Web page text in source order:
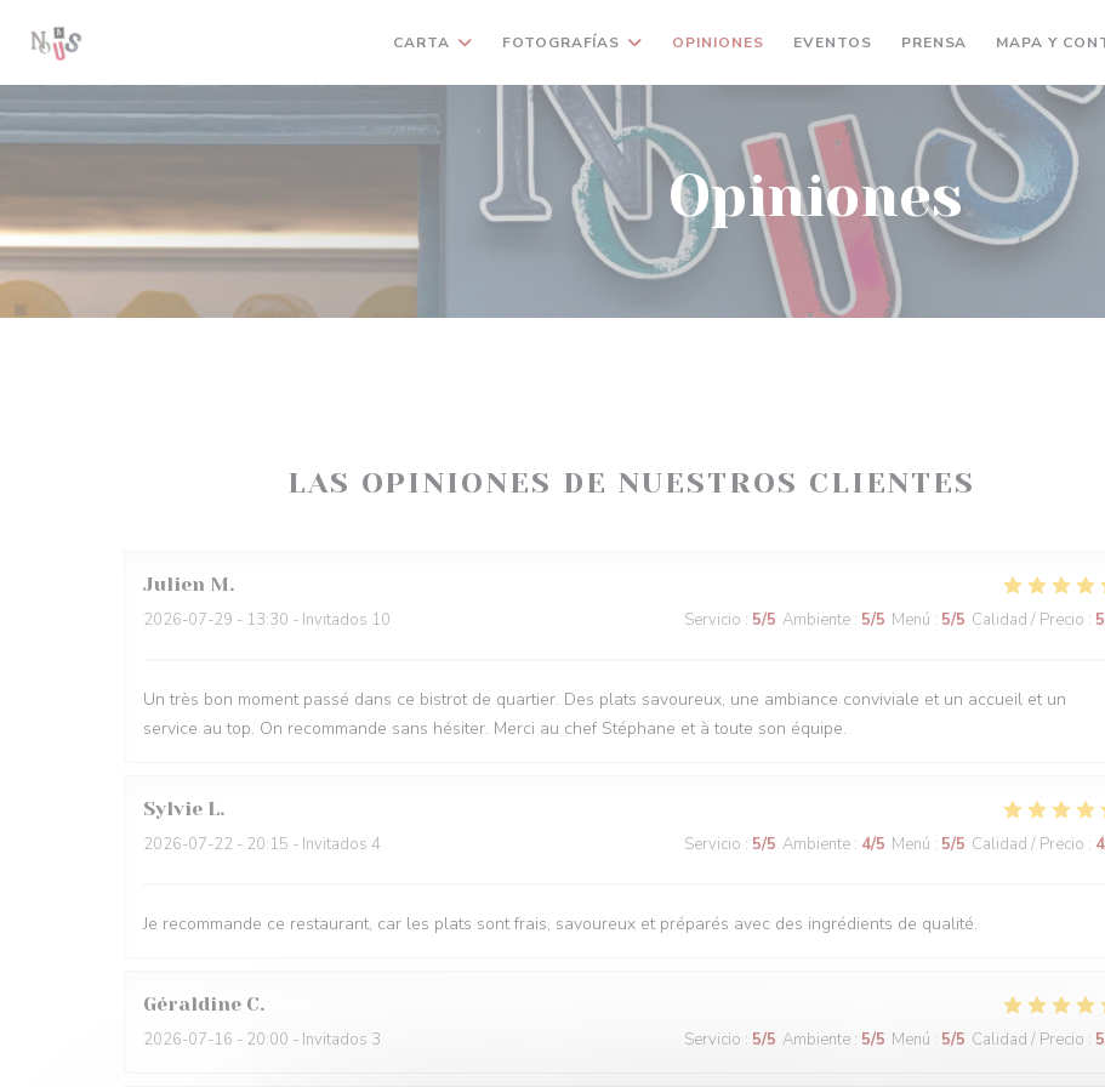
CARTA FOTOGRAFÍAS OPINIONES EVENTOS PRENSA MAPA Y
Opiniones
LAS OPINIONES DE NUESTROS CLIENTES
Julien M
2026-07-29 - 13:30 - Invitados 10 Servicio : 5/5 Ambiente : 5/5 Menú : 5/5 Calidad / Precio : 5
Un très bon moment passé dans ce bistrot de quartier. Des plats savoureux, une ambiance conviviale et un accueil et un
service au top. On recommande sans hésiter. Merci au chef Stéphane et à toute son équipe.
Sylvie L
2026-07-22 - 20:15 - Invitados 4 Servicio : 5/5 Ambiente : 4/5 Menú : 5/5 Calidad / Precio : 4
Je recommande ce restaurant, car les plats sont frais, savoureux et préparés avec des ingrédients de qualité.
Géraldine C
2026-07-16 - 20:00 - Invitados 3 Servicio : 5/5 Ambiente : 5/5 Menú : 5/5 Calidad / Precio : 5